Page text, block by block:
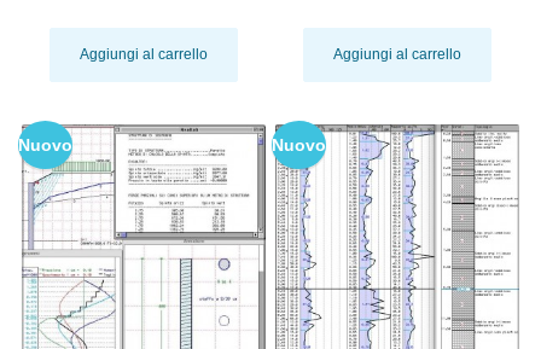
Aggiungi al carrello Aggiungi al carrello
Nuovo Nuovo